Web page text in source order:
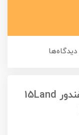
دیدگاه‌ها
معرفی کامل ماشین لندرور دیفندور 15Land